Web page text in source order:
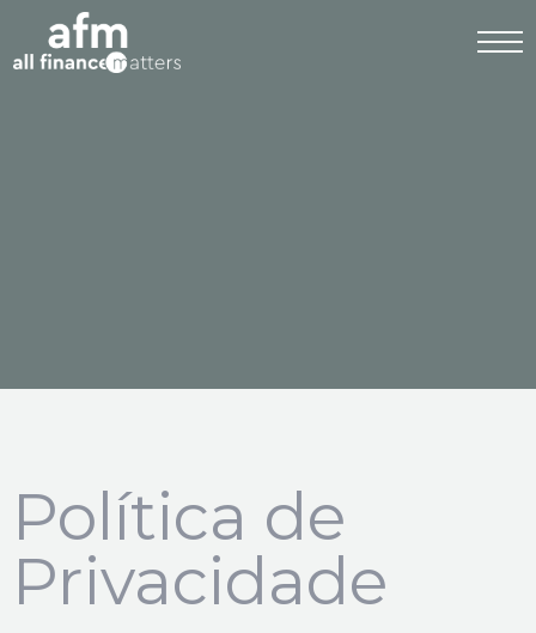
Política de
Privacidade